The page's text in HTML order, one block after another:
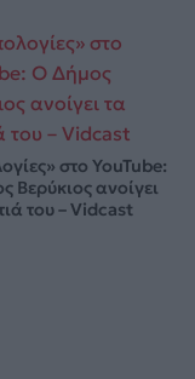
στο YouTube:
Βερύκιος ανοίγει
του – Vidcast